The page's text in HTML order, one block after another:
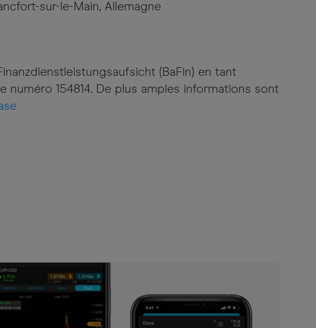
sur-le-Main, Allemagne
(BaFin) en tant
154814. De plus amples informations sont